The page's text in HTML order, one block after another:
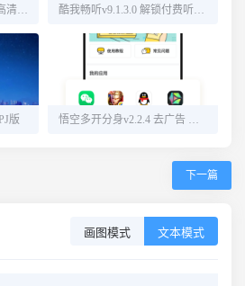
火星直播v1.8.0 超多频道高清直播 酷我畅听v9.1.3.0 解锁付费听书源
版 悟空多开分身v2.2.4 去广告 解锁会员
下一篇
画图模式 文本模式